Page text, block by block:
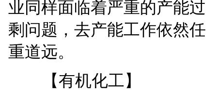
业同样面临着严重的产能过
剩问题，去产能工作依然任
重道远。
【有机化工】